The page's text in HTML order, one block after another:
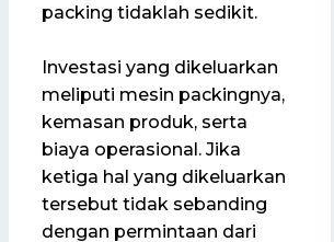
packing tidaklah sedikit.
Investasi yang dikeluarkan
meliputi mesin packingnya,
kemasan produk, serta
biaya operasional. Jika
ketiga hal yang dikeluarkan
tersebut tidak sebanding
dengan permintaan dari